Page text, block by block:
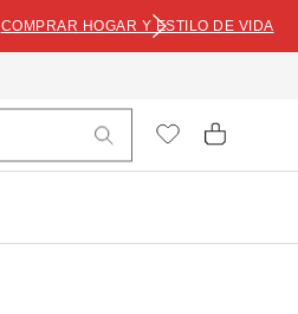
COMPRAR HOGAR Y ESTILO DE VIDA